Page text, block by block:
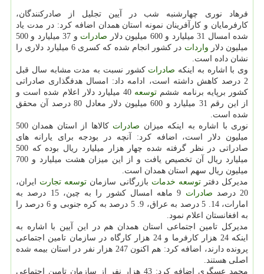
فرهاد نوری چهارشنبه شب در آیین تجلیل از صادركنندگان،
كارفرمایان و كارآفرینان نمونه استان همدان اضافه كرد: در مدت یاد
شده امسال 31 میلیارد و 600 میلیون دلار
صادرات
و 37 میلیارد و 500
میلیون دلار واردات
در كشور انجام شده كه كسری 6 میلیارد دلاری را
نشان داده است.
وی با اشاره به اینكه صادرات كشور نسبت به مدت مشابه سال قبل
2 درصد كاهش داشته است، ادامه داد: امسال هدفگذاری صادراتی
كشور برپایه برنامه ششم توسعه
40 میلیارد دلار اعلام شده است و
از این رقم 31 میلیارد و 600 میلیون دلار معادل 80 درصد آن محقق
شده است.
نوری با اشاره به اینكه میزان صادرات
كالاها از استان همدان 500
میلیون دلار است، اضافه كرد: آنچه در بودجه برای یارانه های
صادراتی در نظر گرفته شده چهار هزار میلیارد ریال بوده كه 500
میلیارد ریال آن تخصیص یافت و از این میزان هشت میلیارد و 700
میلیون ریال سهم استان همدان است.
مدیركل دفترتوسعه خدمات بازرگانی سازمان توسعه تجارت ایران،
20 درصد
صادرات
9 ماهه امسال كشور را به چین، 15 درصد به
امارات، 14. 5 درصد به عراق، 9. 5 درصد به كره جنوبی و 6 درصد را
به افغانستان اعلام نمود.
مدیركل تامین اجتماعی استان همدان هم در این آیین با اشاره به
اینكه 24 هزار كارفرما و 24 هزار كارگاه در سازمان تامین اجتماعی
پرونده دارند، اضافه كرد: هم اكنون 247 هزار نفر در استان بیمه شده
اصلی هستند.
محمد عسگری اضافه كرد: 43 هزار نفر از سازمان تامین اجتماعی